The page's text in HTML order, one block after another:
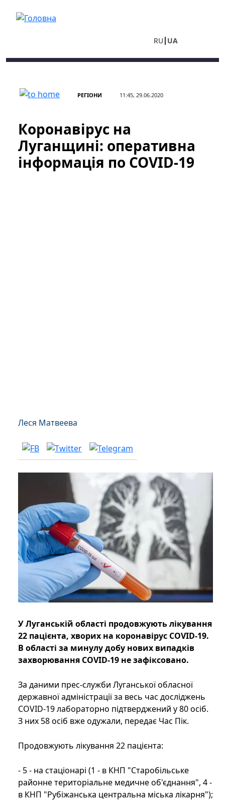
RU UA
РЕГІОНИ 11:45, 29.06.2020
Коронавірус на
Луганщині: оперативна
інформація по COVID-19
Леся Матвеева
У Луганській області продовжують лікування
22 пацієнта, хворих на коронавірус COVID-19.
В області за минулу добу нових випадків
захворювання COVID-19 не зафіксовано.
За даними прес-служби Луганської обласної
державної адміністрації за весь час досліджень
COVID-19 лабораторно підтверджений у 80 осіб.
З них 58 осіб вже одужали, передає Час Пік.
Продовжують лікування 22 пацієнта:
- 5 - на стаціонарі (1 - в КНП "Старобільське
районне територіальне медичне об'єднання", 4 -
в КНП "Рубіжанська центральна міська лікарня");